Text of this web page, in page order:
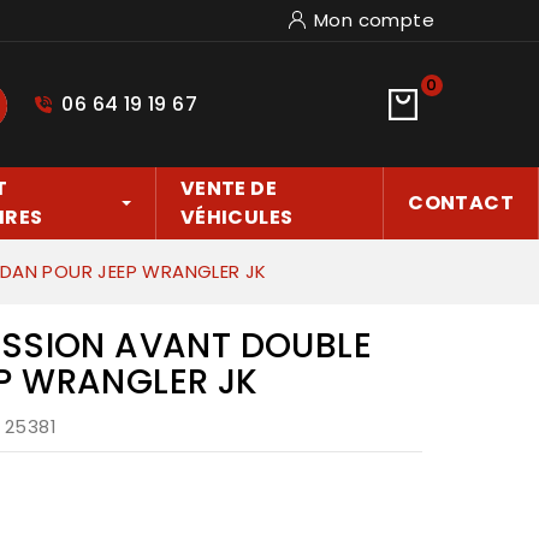
Mon compte
06 64 19 19 67
0
VENTE DE
VÉHICULES
CONTACT
POUR JEEP WRANGLER JK
AVANT DOUBLE
WRANGLER JK
25381